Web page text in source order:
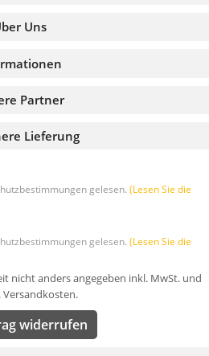
Uns
Lieferung
Partner
gelesen. (Lesen Sie die
gelesen. (Lesen Sie die
nicht anders angegeben inkl. MwSt. und
Versandkosten.
widerrufen